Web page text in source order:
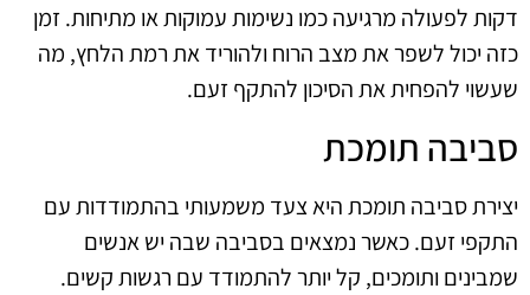
דקות לפעולה מרגיעה כמו נשימות עמוקות או מתיחות. זמן
כזה יכול לשפר את מצב הרוח ולהוריד את רמת הלחץ, מה
שעשוי להפחית את הסיכון להתקף זעם.
סביבה תומכת
יצירת סביבה תומכת היא צעד משמעותי בהתמודדות עם
התקפי זעם. כאשר נמצאים בסביבה שבה יש אנשים
שמבינים ותומכים, קל יותר להתמודד עם רגשות קשים.